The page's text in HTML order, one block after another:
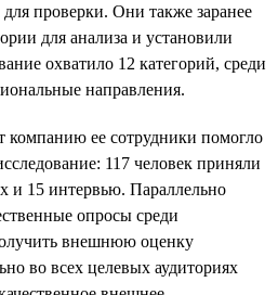
проверки. Они также заранее
для анализа и установили
охватило 12 категорий, среди
направления.
компанию ее сотрудники помогло
117 человек приняли
и 15 интервью. Параллельно
опросы среди
внешнюю оценку
во всех целевых аудиториях